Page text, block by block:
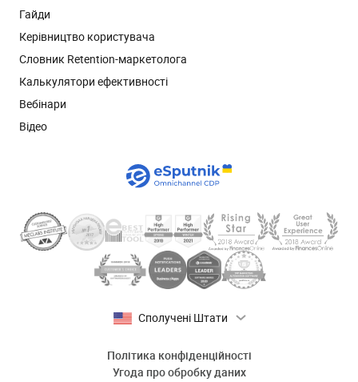
Гайди
Керівництво користувача
Словник Retention-маркетолога
Калькулятори ефективності
Вебінари
Відео
Сполучені Штати
Політика конфіденційності
Угода про обробку даних